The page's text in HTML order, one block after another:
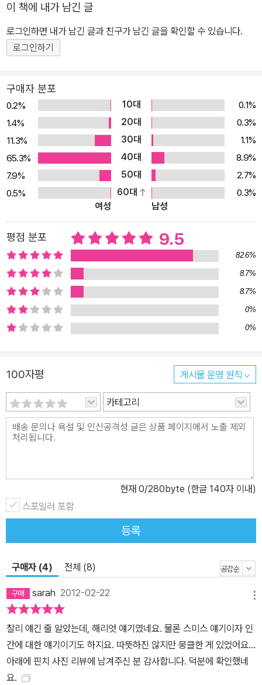
들은 작가가 창조해낸 매력적인 캐릭터들이다. 숲이든 동물원이든 사
람의 세상에서 벗어나지 못하고 있는 수많은 동물들의 이야기. 우리
는 과연 그들의 자유를 빼앗아 무엇을 얻으려는 것인지, 그들은 무슨
가 보자. 숲과 엄마의 품을 빼앗긴 아기 원숭이 ‘찰리’ 이야기 “네가
살았던 숲도 원숭이의 세상이 아니라 사람들의 세상이야. 사람들을
이길 수는 없어. 살아남는 게 중요한 거야.” 어느 날 갑자기, 아기 원숭
이 찰리는 엄마와 숲을 잃고 만다. 사람들은 마취제를 쏘며 원숭이들
을 잡아들인다. 찰리의 엄마 역시 긴 잠에 빠지고, 찰리는 상자에 갇혀
공원 관리소로 옮겨진다. 엄마와 떨어지지 않으려고 엄마의 목을 꼭
끌어안지만 소용없는 일이다. 사람들의 무자비한 행동은 동물들의 눈
물과 아우성에도 아랑곳없이 계속된다. 공원 관리소에 만난 흰 줄 원
숭이는 찰리에게 사람의 세상에 대해 들려준다. 그리고 찰리가 살았
던 숲도 결국은 사람의 세상이라는 것을 깨우쳐준다. 따라서 사람을
이기는 것보다 살아남는 게 중요한 것임을 일러준다. 그 뒤 찰리는 일
곱 살배기 남자아이 손에 이끌려 사람의 집으로 향한다. 아이 엄마는
찰리가 누어 놓은 똥과 오줌을 손가락으로 가리켰다. “찰리, 여기다
누면 어떡해! 여기는 안 돼. 절대로.” 찰리가 그것들을 외면하자, 아이
엄마는 더 공격적인 얼굴을 하고 찰리의 고개를 돌려세웠다. (중략)
찰리는 어떤 표정을 짓고 어떤 행동을 해야 할지 감이 오지 않았다. 그
다리고, 하지 말아야 할 것들을 몸으로 기억하고, 사람이 정해주는 것,
좋아하는 것만을 해야 사람이 공격적인 얼굴을 하지 않는다는 것을
깨닫는다. 하지만 얼마 지나지 않아 상황은 또 바뀐다. 아이가 다른 도
시로 떠나고, 주인 부부는 찰리를 동물원으로 보낸다. 찰리의 외롭고
슬프고 아픈 날들이 다시 시작되고 만다. 175년 동안 바다를 품고 산
로움에 떠는 찰리에게 거북 해리엇이 다가간다. 해리엇은 이 동물원
에서 나이가 가장 많다. 그는 찰리의 친구가 되어 곁을 지켜준다. 해리
엇은 175년의 삶을 온몸으로 견디고 살아온 진정한 어른이다. 해리
엇 덕분에 수많은 동물들이 동물원에서 버텼고, 지혜와 사랑을 배웠
은 죽음의 문턱에 들어서고, 찰리와 친구들은 큰 슬픔에 잠긴다. 해리
엇이 들려주는 마지막 이야기에는 갈라파고스와 비글호에서 있었던
끔찍한 일들, 다윈과의 만남 등이 녹아들어 있다. 170년 동안 갈라파
고스를 그리워했다는 해리엇의 이야기를 들으며 찰리는 큰 결심을 한
다. 그리고 곧바로 우리 한쪽에 묻어두었던 사육사의 열쇠를 꺼내든
다. 해리엇을 바다로 데려다주겠다고 마음먹은 것이다. 다른 친구들
이 책에 내가 남긴 글
로그인하면 내가 남긴 글과 친구가 남긴 글을 확인할 수 있습니다.
로그인하기
구매자 분포
0.2% 10대
0.1%
1.4%
20대
0.3%
11.3%
30대
1.1%
65.3%
40대
8.9%
7.9%
50대
2.7%
0.5%
60대
0.3%
여성
남성
평점 분포 9.5
82.6%
8.7%
8.7%
0%
0%
100자평 게시물 운영 원칙
카테고리
현재 0/280byte (한글 140자 이내)
스포일러 포함
등록
구매자 (4) 전체 (8)
sarah 2012-02-22
찰리 얘긴 줄 알았는데, 해리엇 얘기였네요. 물론 스미스 얘기이자 인
간에 대한 얘기이기도 하지요. 따뜻하진 않지만 뭉클한 게 있었어요...
아래에 핀치 사진 리뷰에 남겨주신 분 감사합니다. 덕분에 확인했네
요.